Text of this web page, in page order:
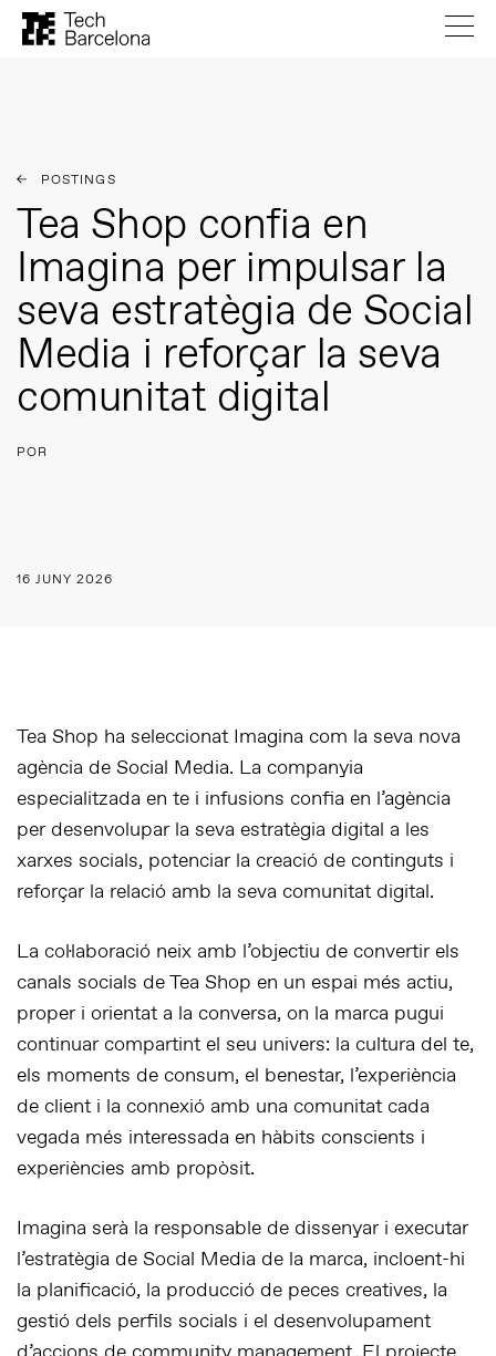
POSTINGS
Tea Shop confia en
Imagina per impulsar la
seva estratègia de Social
Media i reforçar la seva
comunitat digital
POR
16 JUNY 2026
Tea Shop ha seleccionat Imagina com la seva nova
agència de Social Media. La companyia
especialitzada en te i infusions confia en l’agència
per desenvolupar la seva estratègia digital a les
xarxes socials, potenciar la creació de continguts i
reforçar la relació amb la seva comunitat digital.
La col·laboració neix amb l’objectiu de convertir els
canals socials de Tea Shop en un espai més actiu,
proper i orientat a la conversa, on la marca pugui
continuar compartint el seu univers: la cultura del te,
els moments de consum, el benestar, l’experiència
de client i la connexió amb una comunitat cada
vegada més interessada en hàbits conscients i
experiències amb propòsit.
Imagina serà la responsable de dissenyar i executar
l’estratègia de Social Media de la marca, incloent-hi
la planificació, la producció de peces creatives, la
gestió dels perfils socials i el desenvolupament